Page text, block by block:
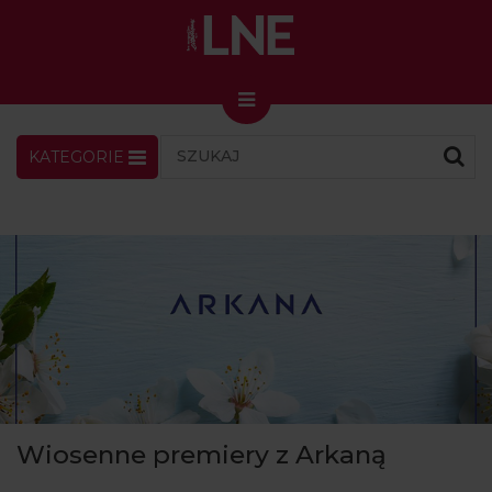
LNENEWS
Skin Master w Warszawie
49. edycja w Krakowie
PODCAST
MAGAZYN
O NAS
KATEGORIE
Wiosenne premiery z Arkaną